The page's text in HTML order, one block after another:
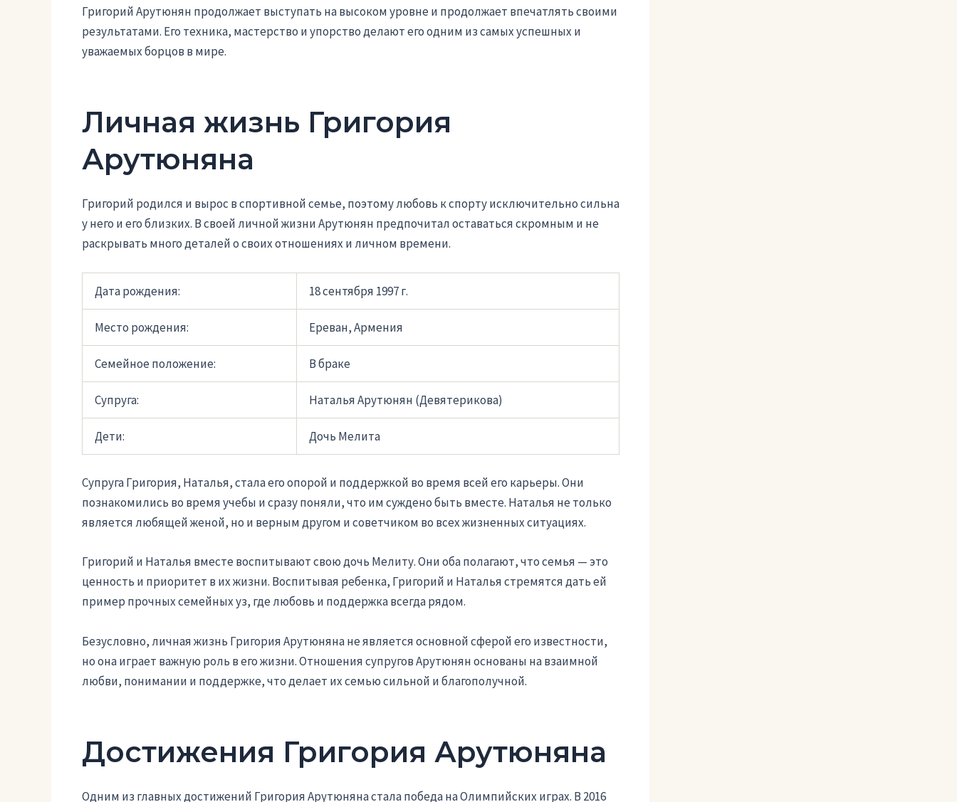
Григорий Арутюнян продолжает выступать на высоком уровне и продолжает впечатлять своими
результатами. Его техника, мастерство и упорство делают его одним из самых успешных и
уважаемых борцов в мире.
Личная жизнь Григория
Арутюняна
Григорий родился и вырос в спортивной семье, поэтому любовь к спорту исключительно сильна
у него и его близких. В своей личной жизни Арутюнян предпочитал оставаться скромным и не
раскрывать много деталей о своих отношениях и личном времени.
Дата рождения: 18 сентября 1997 г.
Место рождения: Ереван, Армения
Семейное положение: В браке
Супруга: Наталья Арутюнян (Девятерикова)
Дети: Дочь Мелита
Супруга Григория, Наталья, стала его опорой и поддержкой во время всей его карьеры. Они
познакомились во время учебы и сразу поняли, что им суждено быть вместе. Наталья не только
является любящей женой, но и верным другом и советчиком во всех жизненных ситуациях.
Григорий и Наталья вместе воспитывают свою дочь Мелиту. Они оба полагают, что семья — это
ценность и приоритет в их жизни. Воспитывая ребенка, Григорий и Наталья стремятся дать ей
пример прочных семейных уз, где любовь и поддержка всегда рядом.
Безусловно, личная жизнь Григория Арутюняна не является основной сферой его известности,
но она играет важную роль в его жизни. Отношения супругов Арутюнян основаны на взаимной
любви, понимании и поддержке, что делает их семью сильной и благополучной.
Достижения Григория Арутюняна
Одним из главных достижений Григория Арутюняна стала победа на Олимпийских играх. В 2016